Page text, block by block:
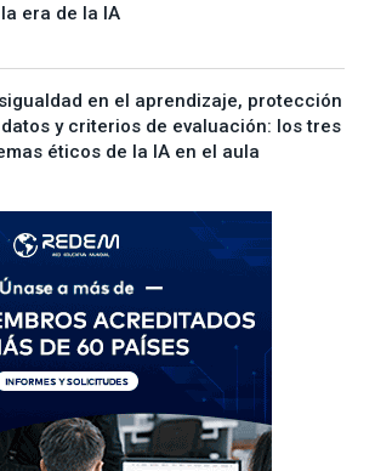
era de la IA
en el aprendizaje, protección
y criterios de evaluación: los tres
éticos de la IA en el aula